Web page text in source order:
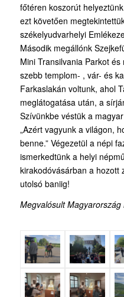
főtéren koszorút
ezt követően
székelyudvarhelyi
Második megállónk
Mini Transilvania Parkot
szebb templom- , vár- és
Farkaslakán voltunk, ahol
meglátogatása után, a
Szívünkbe véstük a
„Azért vagyunk a világon,
benne.” Végezetül a népi
ismerkedtünk a helyi
kirakodóvásárban a hozott
utolsó baniig!
Megvalósult